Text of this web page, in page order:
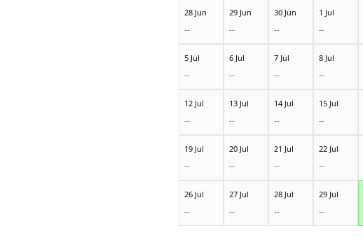
28 Jun
--
29 Jun
--
30 Jun
--
1 Jul
--
5 Jul
--
6 Jul
--
7 Jul
--
8 Jul
--
12 Jul
--
13 Jul
--
14 Jul
--
15 Jul
--
19 Jul
--
20 Jul
--
21 Jul
--
22 Jul
--
26 Jul
--
27 Jul
--
28 Jul
--
29 Jul
--